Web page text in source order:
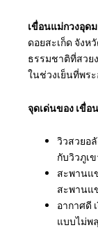
เขื่อนแม่กวงอุด
ดอยสะเก็ด จังห
ธรรมชาติที่สวย
ในช่วงเย็นที่พร
จุดเด่นของ เขื่อ
วิวสวยอ
กับวิวภูเ
สะพานแ
สะพานแ
อากาศดี
แบบไม่พ